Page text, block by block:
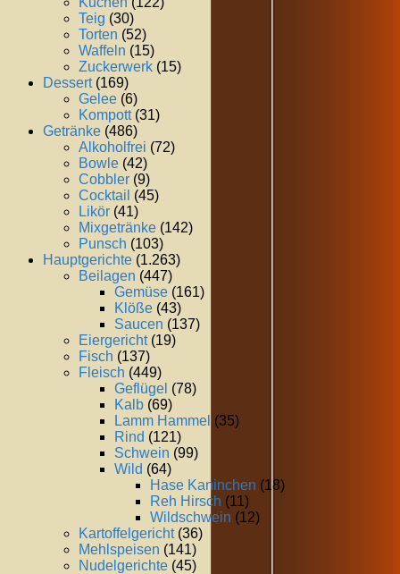
Teig (30)
Torten (52)
Waffeln (15)
Zuckerwerk (15)
Dessert(169)
Gelee (6)
Kompott(31)
Getränke (486)
Alkoholfrei (72)
Bowle (42)
Cobbler (9)
Cocktail (45)
Likör (41)
Mixgetränke (142)
Punsch (103)
Hauptgerichte (1.263)
Beilagen (447)
Gemüse (161)
Klöße (43)
Saucen (137)
Eiergericht(19)
Fisch (137)
Fleisch (449)
Geflügel (78)
Kalb (69)
Lamm Hammel (35)
Rind (121)
Schwein (99)
Wild (64)
Hase Kaninchen (18)
Reh Hirsch (11)
Wildschwein (12)
Kartoffelgericht(36)
Mehlspeisen (141)
Nudelgerichte (45)